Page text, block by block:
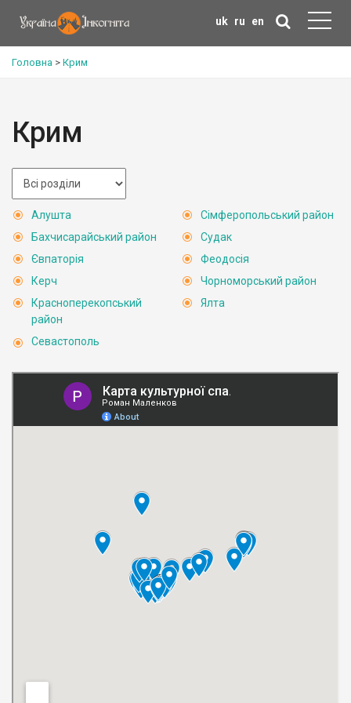
uk ru en
Головна > Крим
Крим
Алушта
Бахчисарайський район
Євпаторія
Керч
Красноперекопський
район
Севастополь
Сімферопольський район
Судак
Феодосія
Чорноморський район
Ялта